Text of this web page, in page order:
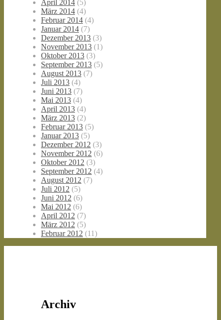
April 2014 (5)
März 2014 (4)
Februar 2014 (4)
Januar 2014 (7)
Dezember 2013 (3)
November 2013 (1)
Oktober 2013 (3)
September 2013 (5)
August 2013 (7)
Juli 2013 (4)
Juni 2013 (7)
Mai 2013 (4)
April 2013 (4)
März 2013 (2)
Februar 2013 (5)
Januar 2013 (5)
Dezember 2012 (3)
November 2012 (6)
Oktober 2012 (3)
September 2012 (4)
August 2012 (7)
Juli 2012 (5)
Juni 2012 (6)
Mai 2012 (6)
April 2012 (7)
März 2012 (5)
Februar 2012 (11)
Archiv